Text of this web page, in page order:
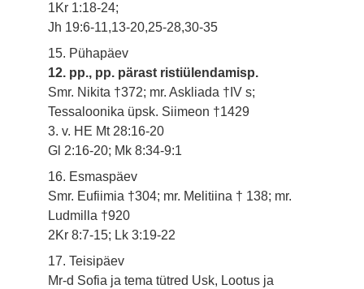
1Kr 1:18-24;
Jh 19:6-11,13-20,25-28,30-35
15. Pühapäev
12. pp., pp. pärast ristiülendamisp.
Smr. Nikita †372; mr. Askliada †IV s;
Tessaloonika üpsk. Siimeon †1429
3. v. HE Mt 28:16-20
Gl 2:16-20; Mk 8:34-9:1
16. Esmaspäev
Smr. Eufiimia †304; mr. Melitiina † 138; mr.
Ludmilla †920
2Kr 8:7-15; Lk 3:19-22
17. Teisipäev
Mr-d Sofia ja tema tütred Usk, Lootus ja